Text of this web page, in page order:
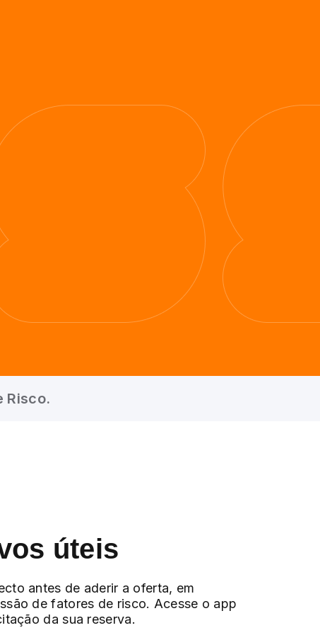
Risco.
úteis
antes de aderir a oferta, em
de fatores de risco. Acesse o app
da sua reserva.